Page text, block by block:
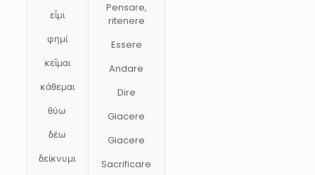
εἶμι
φημί
κεῖμαι
κάθεμαι
θύω
δέω
δείκνυμι
Pensare,
ritenere
Essere
Andare
Dire
Giacere
Giacere
Sacrificare